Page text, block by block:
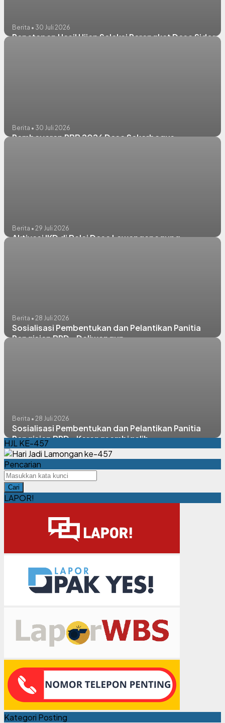
Berita • 30 Juli 2026
Penetapan Hasil Ujian Seleksi Perangkat Desa
Berita • 30 Juli 2026
Pembayaran PBB 2026 Desa Sekarbagus
Berita • 29 Juli 2026
Aktivasi IKD di Balai Desa Lawanganagung
Berita • 28 Juli 2026
Sosialisasi Pembentukan dan Pelantikan Panitia
Pengisian BPD - Daliwangun
Berita • 28 Juli 2026
Sosialisasi Pembentukan dan Pelantikan Panitia
Pengisian BPD - Karangsambigalih
HJL KE-457
Pencarian
Cari
LAPOR!
Kategori Posting